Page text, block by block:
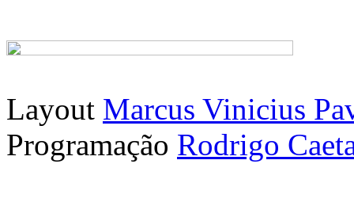
Layout Marcus Vinicius
Programação Rodrigo